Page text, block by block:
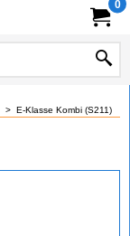
0
> E-Klasse Kombi (S211)